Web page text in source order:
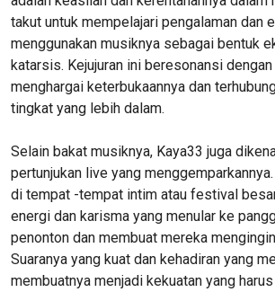
takut untuk mempelajari pengalaman dan
menggunakan musiknya sebagai bentuk
katarsis. Kejujuran ini beresonansi
menghargai keterbukaannya dan
tingkat yang lebih dalam.
Selain bakat musiknya, Kaya33 juga
pertunjukan live yang
di tempat -tempat intim atau festival
energi dan karisma yang menular ke
penonton dan membuat mereka
Suaranya yang kuat dan kehadiran yang
membuatnya menjadi kekuatan yang